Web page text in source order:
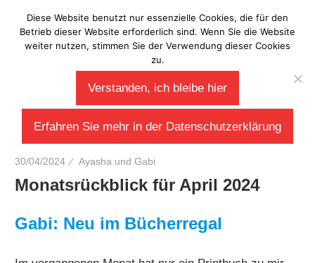
Inhalt
springen
Laberladen
30/04/2024 Ayasha und Gabi
Monatsrückblick für April 2024
Gabi: Neu im Bücherregal
Diese Website benutzt nur essenzielle Cookies, die für den
Betrieb dieser Website erforderlich sind. Wenn Sie die Website
weiter nutzen, stimmen Sie der Verwendung dieser Cookies
zu.
Verstanden, ich bleibe hier
Erfahren Sie mehr in der Datenschutzerklärung